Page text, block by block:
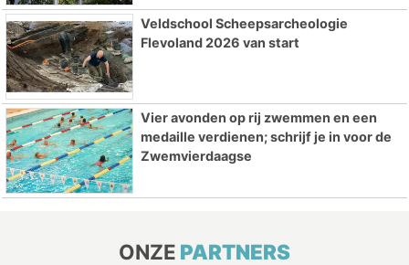
Veldschool Scheepsarcheologie
Flevoland 2026 van start
Vier avonden op rij zwemmen en een
medaille verdienen; schrijf je in voor de
Zwemvierdaagse
ONZE PARTNERS